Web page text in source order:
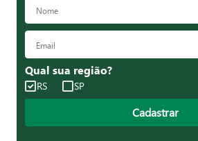
Qual sua região?
RS SP
Cadastrar